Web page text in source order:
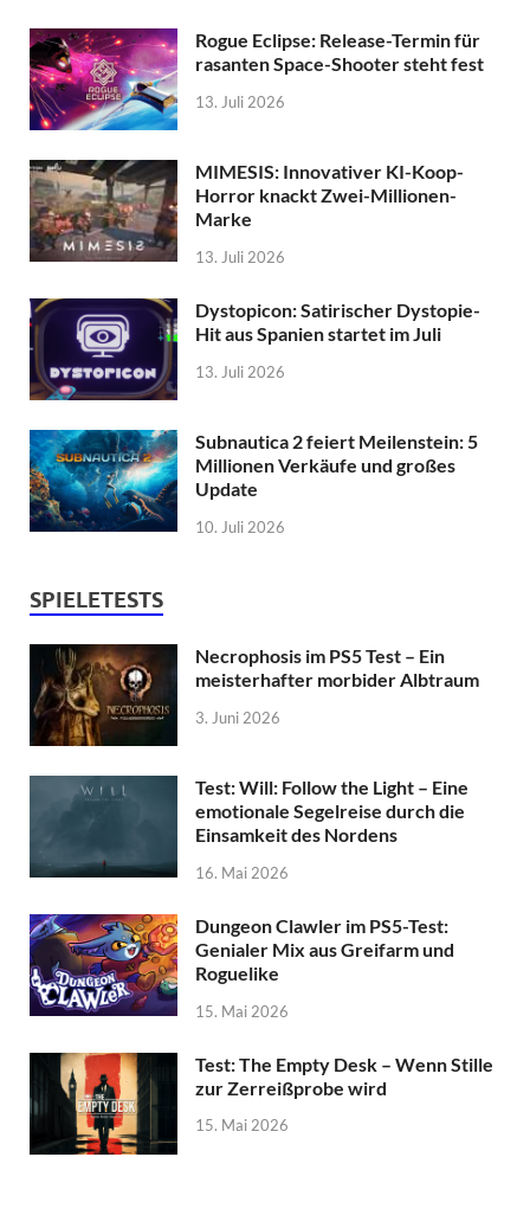
Rogue Eclipse: Release-Termin für
rasanten Space-Shooter steht fest
13. Juli 2026
MIMESIS: Innovativer KI-Koop-
Horror knackt Zwei-Millionen-
Marke
13. Juli 2026
Dystopicon: Satirischer Dystopie-
Hit aus Spanien startet im Juli
13. Juli 2026
Subnautica 2 feiert Meilenstein: 5
Millionen Verkäufe und großes
Update
10. Juli 2026
SPIELETESTS
Necrophosis im PS5 Test – Ein
meisterhafter morbider Albtraum
3. Juni 2026
Test: Will: Follow the Light – Eine
emotionale Segelreise durch die
Einsamkeit des Nordens
16. Mai 2026
Dungeon Clawler im PS5-Test:
Genialer Mix aus Greifarm und
Roguelike
15. Mai 2026
Test: The Empty Desk – Wenn Stille
zur Zerreißprobe wird
15. Mai 2026